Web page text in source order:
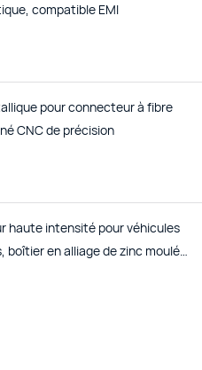
compatible EMI
pour connecteur à fibre
CNC de précision
haute intensité pour véhicules
boîtier en alliage de zinc moulé